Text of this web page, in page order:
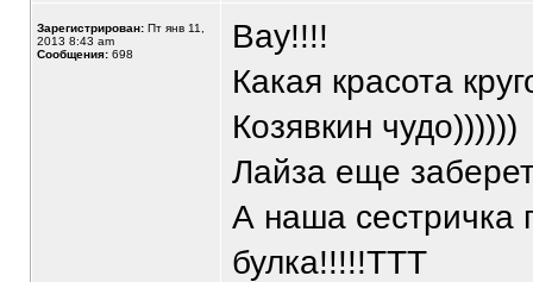
Зарегистрирован: Пт янв 11,
2013 8:43 am
Сообщения: 698
Вау!!!!
Какая красота
Козявкин чудо))))))
Лайза еще
А наша сестричка
булка!!!!!ТТТ